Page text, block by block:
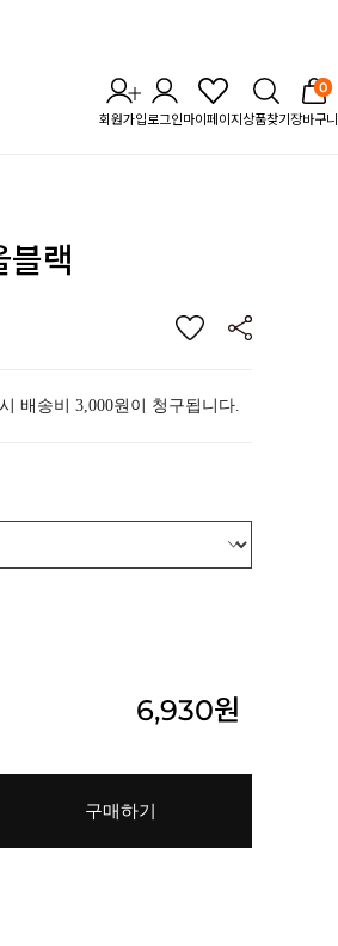
회원가입로그인마이페이지 상품찾기
0
장바구니
랙
배송비 3,000원이 청구됩니다.
6,930원
구매하기